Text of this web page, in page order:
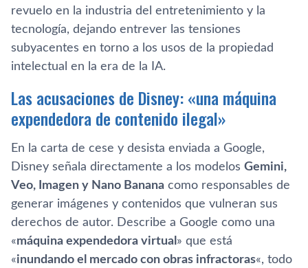
revuelo en la industria del entretenimiento y la
tecnología, dejando entrever las tensiones
subyacentes en torno a los usos de la propiedad
intelectual en la era de la IA.
Las acusaciones de Disney: «una máquina
expendedora de contenido ilegal»
En la carta de cese y desista enviada a Google,
Disney señala directamente a los modelos Gemini,
Veo, Imagen y Nano Banana como responsables de
generar imágenes y contenidos que vulneran sus
derechos de autor. Describe a Google como una
«máquina expendedora virtual » que está
«inundando el mercado con obras infractoras«, todo